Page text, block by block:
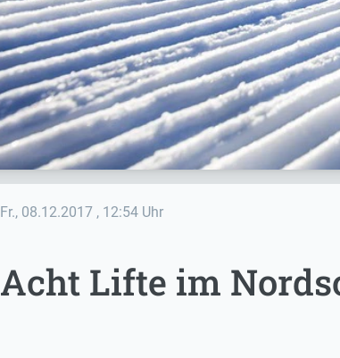
Fr., 08.12.2017 , 12:54 Uhr
Acht Lifte im